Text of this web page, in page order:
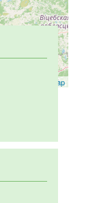
OpenStreetMap